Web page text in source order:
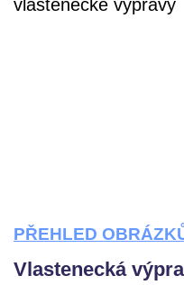
PŘEHLED
Vlastenecká